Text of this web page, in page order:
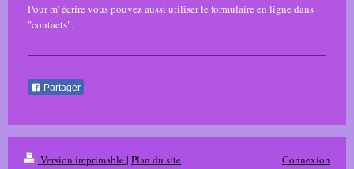
Pour m' écrire vous pouvez aussi utiliser le formulaire en ligne dans
"contacts".
Partager
Version imprimable| Plan du site
Connexion